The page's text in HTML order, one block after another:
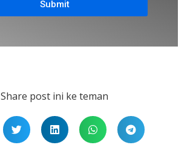
Submit
Share post ini ke teman